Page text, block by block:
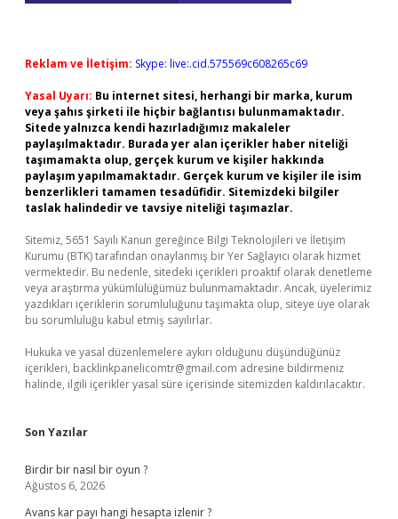
Reklam ve İletişim: Skype: live:.cid.575569c608265c69
Yasal Uyarı: Bu internet sitesi, herhangi bir marka, kurum
veya şahıs şirketi ile hiçbir bağlantısı bulunmamaktadır.
Sitede yalnızca kendi hazırladığımız makaleler
paylaşılmaktadır. Burada yer alan içerikler haber niteliği
taşımamakta olup, gerçek kurum ve kişiler hakkında
paylaşım yapılmamaktadır. Gerçek kurum ve kişiler ile isim
benzerlikleri tamamen tesadüfidir. Sitemizdeki bilgiler
taslak halindedir ve tavsiye niteliği taşımazlar.
Sitemiz, 5651 Sayılı Kanun gereğince Bilgi Teknolojileri ve İletişim
Kurumu (BTK) tarafından onaylanmış bir Yer Sağlayıcı olarak hizmet
vermektedir. Bu nedenle, sitedeki içerikleri proaktif olarak denetleme
veya araştırma yükümlülüğümüz bulunmamaktadır. Ancak, üyelerimiz
yazdıkları içeriklerin sorumluluğunu taşımakta olup, siteye üye olarak
bu sorumluluğu kabul etmiş sayılırlar.
Hukuka ve yasal düzenlemelere aykırı olduğunu düşündüğünüz
içerikleri, backlinkpanelicomtr@gmail.com adresine bildirmeniz
halinde, ilgili içerikler yasal süre içerisinde sitemizden kaldırılacaktır.
Son Yazılar
Birdir bir nasıl bir oyun ?
Ağustos 6, 2026
Avans kar payı hangi hesapta izlenir ?